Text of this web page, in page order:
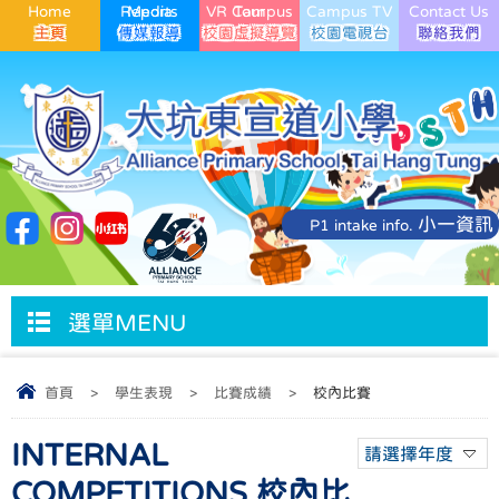
Home Media Reports VR Campus Tour Campus TV Contact Us
P1 intake info. 小一資訊
選單MENU
首頁 > 學生表現 > 比賽成績 > 校內比賽
請選擇年度
INTERNAL